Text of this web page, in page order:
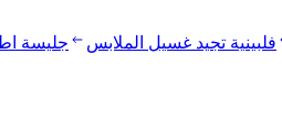
فلبينية تجيد غسيل الملابس جليسة